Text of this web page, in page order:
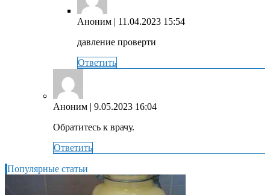
Аноним | 11.04.2023 15:54
давление проверти
Ответить
Аноним | 9.05.2023 16:04
Обратитесь к врачу.
Ответить
Популярные статьи